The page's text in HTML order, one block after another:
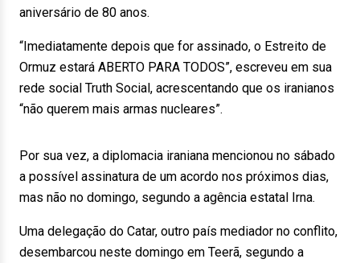
aniversário de 80 anos.
“Imediatamente depois que for assinado, o Estreito de
Ormuz estará ABERTO PARA TODOS”, escreveu em sua
rede social Truth Social, acrescentando que os iranianos
“não querem mais armas nucleares”.
Por sua vez, a diplomacia iraniana mencionou no sábado
a possível assinatura de um acordo nos próximos dias,
mas não no domingo, segundo a agência estatal Irna.
Uma delegação do Catar, outro país mediador no conflito,
desembarcou neste domingo em Teerã, segundo a